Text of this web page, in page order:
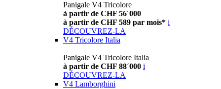
Panigale V4 Tricolore
à partir de CHF 56´000
à partir de CHF 589 par mois* i
DÉCOUVREZ-LA
V4 Tricolore Italia
Panigale V4 Tricolore Italia
à partir de CHF 88´000 i
DÉCOUVREZ-LA
V4 Lamborghini